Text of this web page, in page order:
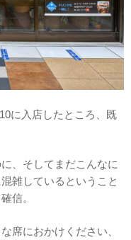
に入店したところ、既
、そしてまだこんなに
雑しているということ
信。
席におかけください、